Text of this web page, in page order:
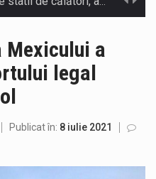
Testarea independentă a sistemului e-Terra, realizată de STS, DNSC și Cyberint, a mai parcurs o rundă de evaluare. Un număr…
Vremea va fi caniculară. Disconfortul termic va fi accentuat, iar indicele temperatură-umezeală (ITU) va depăși pragul critic de 80 de…
Mexicului a
legal
Publicat în: 8 iulie 2021